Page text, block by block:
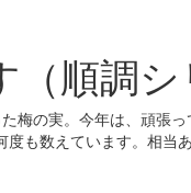
順調シ
梅の実。今年は、頑張
も数えています。相